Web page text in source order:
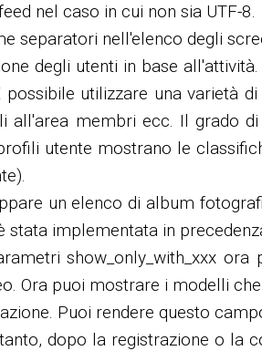
nel caso in cui non sia UTF-8.
separatori nell'elenco degli
degli utenti in base
utilizzare una varietà
membri ecc. Il grado
utente mostrano le
un elenco di album
implementata in
show_only_with_xxx ora
Ora puoi mostrare i modelli
Puoi rendere questo
dopo la registrazione o la